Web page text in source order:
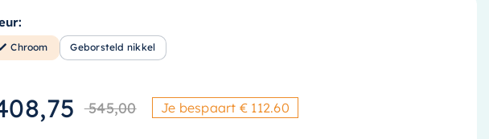
Chroom Geborsteld nikkel
545,00Oorspronkelijke prijs was: €
Huidige prijs is: € 408,75.
Je bespaart € 112.60